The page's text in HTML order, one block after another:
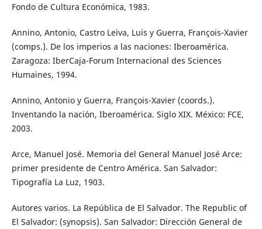
Fondo de Cultura Económica, 1983.
Annino, Antonio, Castro Leiva, Luis y Guerra, François-Xavier
(comps.). De los imperios a las naciones: Iberoamérica.
Zaragoza: IberCaja-Forum Internacional des Sciences
Humaines, 1994.
Annino, Antonio y Guerra, François-Xavier (coords.).
Inventando la nación, Iberoamérica. Siglo XIX. México: FCE,
2003.
Arce, Manuel José. Memoria del General Manuel José Arce:
primer presidente de Centro América. San Salvador:
Tipografía La Luz, 1903.
Autores varios. La República de El Salvador. The Republic of
El Salvador: (synopsis). San Salvador: Dirección General de